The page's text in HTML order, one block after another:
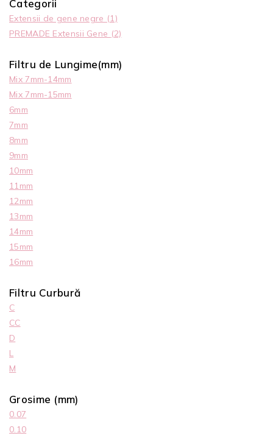
Categorii
Extensii de gene negre (1)
PREMADE Extensii Gene (2)
Filtru de Lungime(mm)
Mix 7mm-14mm
Mix 7mm-15mm
6mm
7mm
8mm
9mm
10mm
11mm
12mm
13mm
14mm
15mm
16mm
Filtru Curbură
C
CC
D
L
M
Grosime (mm)
0.07
0.10